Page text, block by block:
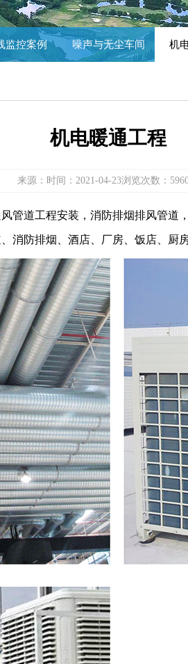
监控案例 噪声与无尘车间 机
机电暖通工程
来源： 时间：2021-04-23浏览次数：
管道工程安装，消防排烟排风管
消防排烟、酒店、厂房、饭店、厨